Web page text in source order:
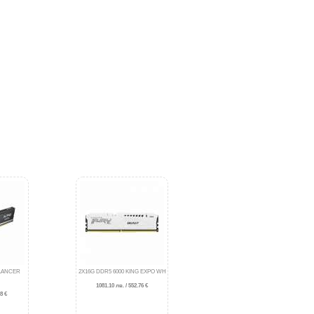
€
2X16G DDR5 6000 KING EXPO WH
1081.10 лв. / 552.76 €